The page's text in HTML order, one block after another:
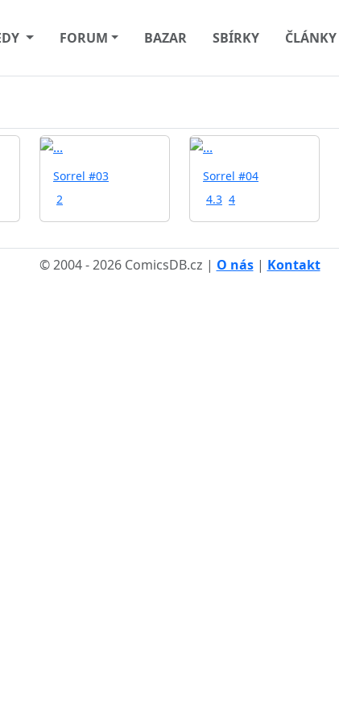
FORUM BAZAR SBÍRKY ČLÁNKY
Sorrel #03
2
Sorrel #04
4.3 4
© 2004 - 2026 ComicsDB.cz | O nás| Kontakt